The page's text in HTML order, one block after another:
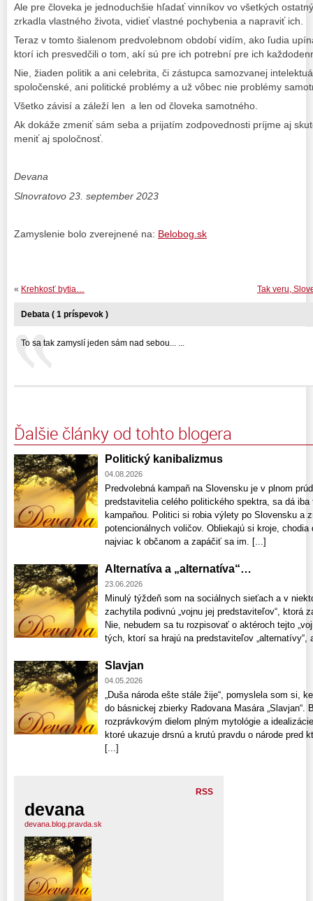
Ale pre človeka je jednoduchšie hľadať vinníkov vo všetkých
zrkadla vlastného života, vidieť vlastné pochybenia a napraviť ich.
Teraz v tomto šialenom predvolebnom období vidím, ako ľudia
ktorí ich presvedčili o tom, akí sú pre ich potrební pre ich
Nie, žiaden politik a ani celebrita, či zástupca samozvanej
spoločenské, ani politické problémy a už vôbec nie problémy
Všetko závisí a záleží len a len od človeka samotného.
Ak dokáže zmeniť sám seba a prijatím zodpovednosti príjme aj
meniť aj spoločnosť.
Devana
Slnovratovo 23. september 2023
Zamyslenie bolo zverejnené na: Belobog.sk
Tak veru,
« Krehkosť bytia…
Debata ( 1 príspevok )
To sa tak zamyslí jeden sám nad sebou... ...
Ďalšie články od tohto blogera
Politický kanibalizmus
04.08.2026
Predvolebná kampaň na Slovensku je v plnom
predstavitelia celého politického spektra, sa dá
kampaňou. Politici si robia výlety po Slovensku a
potencionálnych voličov. Obliekajú si kroje,
najviac k občanom a zapáčiť sa im. [...]
Alternatíva a „alternatíva“…
23.06.2026
Minulý týždeň som na sociálnych sieťach a v
zachytila podivnú „vojnu jej predstaviteľov“, ktorá
Nie, nebudem sa tu rozpisovať o aktéroch tejto
tých, ktorí sa hrajú na predstaviteľov „alternatívy“,
Slavjan
04.05.2026
„Duša národa ešte stále žije“, pomyslela som si,
do básnickej zbierky Radovana Masára „Slavjan“.
rozprávkovým dielom plným mytológie a
ktoré ukazuje drsnú a krutú pravdu o národe pred
[...]
RSS
devana
devana.blog.pravda.sk